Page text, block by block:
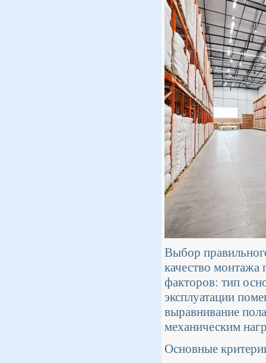
Выбор
качество монтажа
факторов: тип
эксплуатации
выравнивание
механическим
Основные